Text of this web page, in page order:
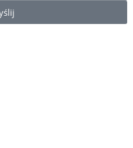
innych. Jako wieloletni
oferujemy kompleksową